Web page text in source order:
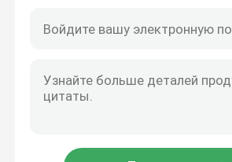
Ультразвуковой Disruptor клетки
Ультразвуковой реактор